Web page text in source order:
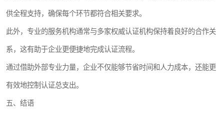
供全程支持，确保每个环节都符合相关要求。
此外，专业的服务机构通常与多家权威认证机构保持着良好的合作关
系，这有助于企业更便捷地完成认证流程。
通过借助外部专业力量，企业不仅能够节省时间和人力成本，还能更
有效地控制认证总支出。
五、结语